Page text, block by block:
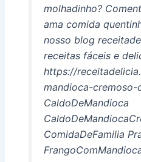
molhadinho?
ama comida
nosso blog
receitas fáceis e
https://
mandioca-
CaldoDeMandioca
ComidaDeFamilia